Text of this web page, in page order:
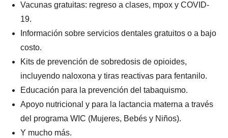
Vacunas gratuitas: regreso a clases, mpox y COVID-
19.
Información sobre servicios dentales gratuitos o a bajo
costo.
Kits de prevención de sobredosis de opioides,
incluyendo naloxona y tiras reactivas para fentanilo.
Educación para la prevención del tabaquismo.
Apoyo nutricional y para la lactancia materna a través
del programa WIC (Mujeres, Bebés y Niños).
Y mucho más.